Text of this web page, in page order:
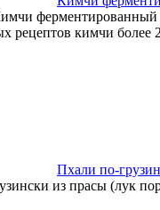
рецептов кимчи более
Пхали по-
из прасы (лук